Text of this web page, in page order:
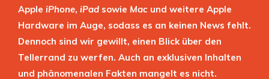
Apple iPhone, iPad sowie Mac und weitere Apple
Hardware im Auge, sodass es an keinen News fehlt.
Dennoch sind wir gewillt, einen Blick über den
Tellerrand zu werfen. Auch an exklusiven Inhalten
und phänomenalen Fakten mangelt es nicht.